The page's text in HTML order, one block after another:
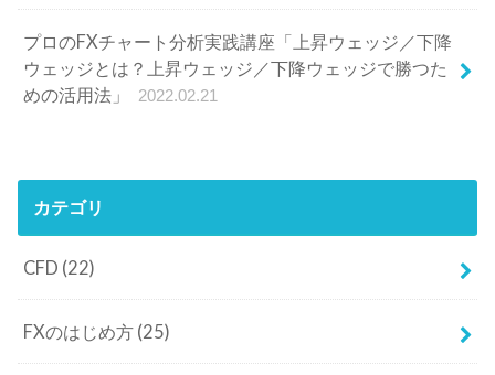
プロのFXチャート分析実践講座「上昇ウェッジ／下降
ウェッジとは？上昇ウェッジ／下降ウェッジで勝つた
めの活用法」
2022.02.21
カテゴリ
CFD (22)
FXのはじめ方 (25)